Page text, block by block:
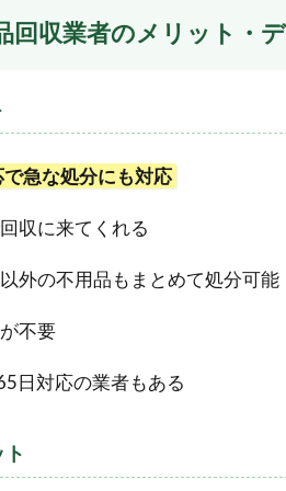
回収業者のメリット・
急な処分にも対応
収に来てくれる
外の不用品もまとめて処分可能
不要
日対応の業者もある